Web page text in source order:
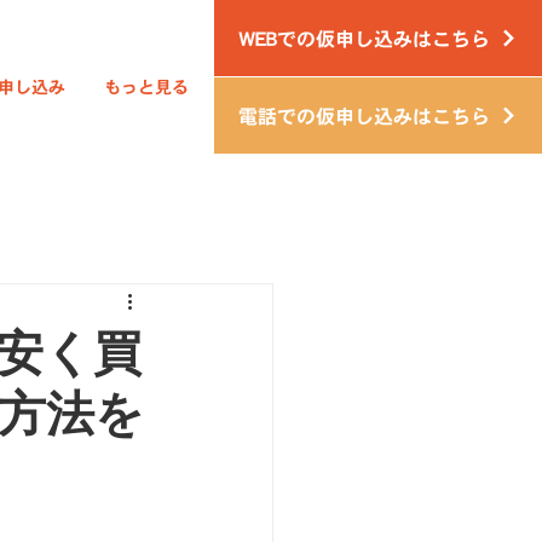
WEBでの仮申し込みはこちら
電話での仮申し込みはこちら
し込み もっと見る
く買
法を